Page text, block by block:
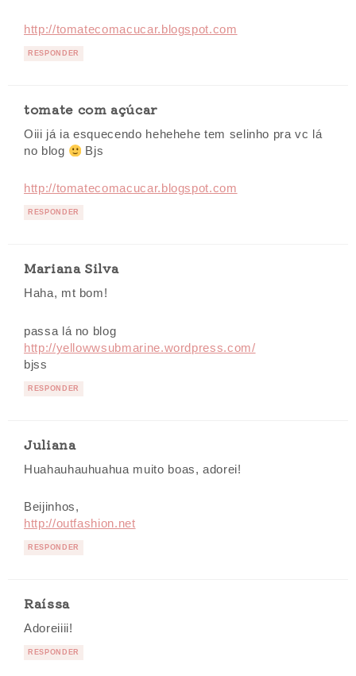
http://tomatecomacucar.blogspot.com
RESPONDER
tomate com açúcar
Oiii já ia esquecendo hehehehe tem selinho pra vc lá
no blog
Bjs
http://tomatecomacucar.blogspot.com
RESPONDER
Mariana Silva
Haha, mt bom!
passa lá no blog
http://yellowwsubmarine.wordpress.com/
bjss
RESPONDER
Juliana
Huahauhauhuahua muito boas, adorei!
Beijinhos,
http://outfashion.net
RESPONDER
Raíssa
Adoreiiii!
RESPONDER